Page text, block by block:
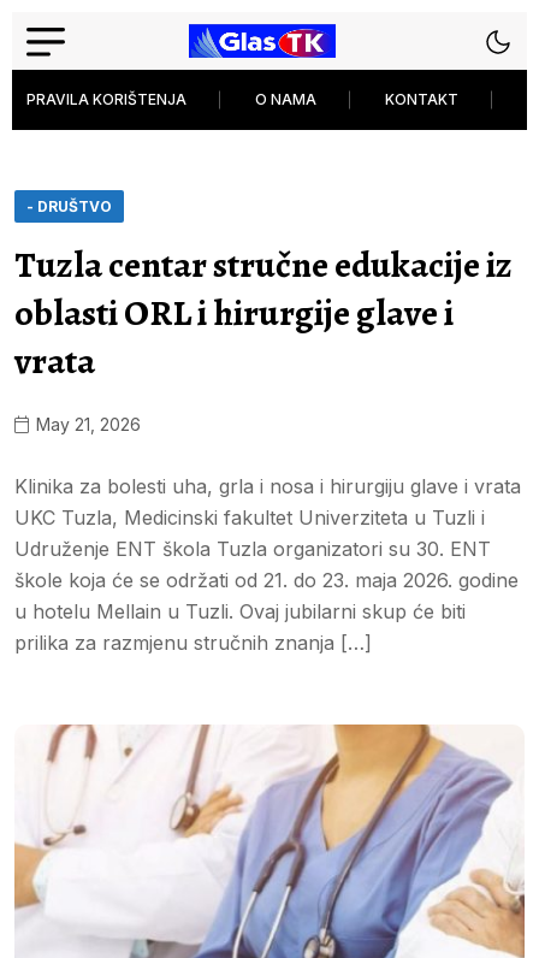
PRAVILA KORIŠTENJA O NAMA KONTAKT
- DRUŠTVO
Tuzla centar stručne edukacije iz
oblasti ORL i hirurgije glave i
vrata
May 21, 2026
Klinika za bolesti uha, grla i nosa i hirurgiju glave i vrata
UKC Tuzla, Medicinski fakultet Univerziteta u Tuzli i
Udruženje ENT škola Tuzla organizatori su 30. ENT
škole koja će se održati od 21. do 23. maja 2026. godine
u hotelu Mellain u Tuzli. Ovaj jubilarni skup će biti
prilika za razmjenu stručnih znanja […]